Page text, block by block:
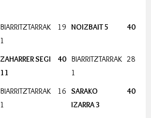
BIARRITZTARRAK
1
19 NOIZBAIT 5 40
ZAHARRER SEGI
11
40 BIARRITZTARRAK
1
28
BIARRITZTARRAK
1
16 SARAKO
IZARRA 3
40